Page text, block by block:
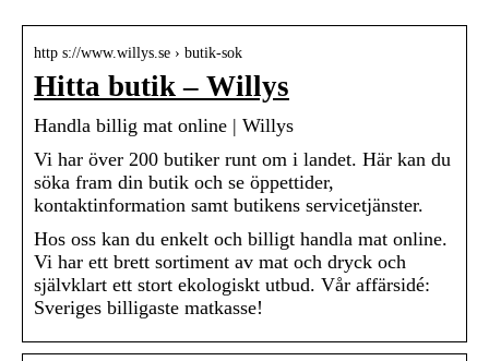
http s://www.willys.se › butik-sok
Hitta butik – Willys
Handla billig mat online | Willys
Vi har över 200 butiker runt om i landet. Här kan du
söka fram din butik och se öppettider,
kontaktinformation samt butikens servicetjänster.
Hos oss kan du enkelt och billigt handla mat online.
Vi har ett brett sortiment av mat och dryck och
självklart ett stort ekologiskt utbud. Vår affärsidé:
Sveriges billigaste matkasse!